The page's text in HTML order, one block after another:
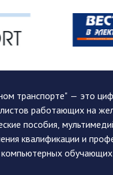
транспорте" — это
работающих
пособия,
квалификации и